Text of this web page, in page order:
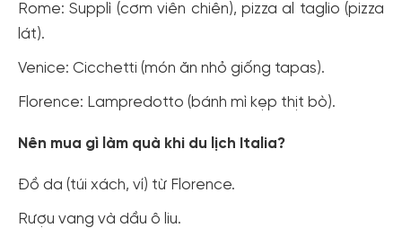
Rome: Supplì (cơm viên chiên), pizza al taglio (pizza
lát).
Venice: Cicchetti (món ăn nhỏ giống tapas).
Florence: Lampredotto (bánh mì kẹp thịt bò).
Nên mua gì làm quà khi du lịch Italia?
Đồ da (túi xách, ví) từ Florence.
Rượu vang và dầu ô liu.